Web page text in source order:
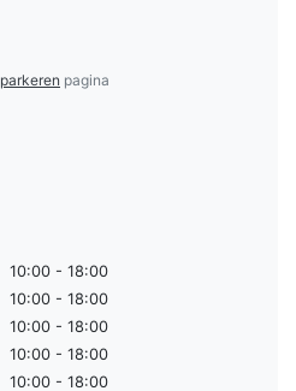
parkeren pagina
10:00 - 18:00
10:00 - 18:00
10:00 - 18:00
10:00 - 18:00
10:00 - 18:00